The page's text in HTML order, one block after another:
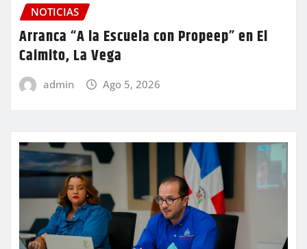
NOTICIAS
Arranca “A la Escuela con Propeep” en El
Caimito, La Vega
admin Ago 5, 2026